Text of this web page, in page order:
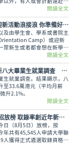
以外，有人或會計劃遠赴外
月便有多場英國及澳洲大學
紹兩地熱門課程，也會簡介
資訊。
閱讀全文
快訊｜大專院校迎新活動浪接浪 你準備好過U Life未呢？
及由學生會、學系或書院主
Camp）或迎新
眾新生或者都會想在新學年
識到新的同學，迎接豐富精
閱讀全文
熱話│教資會最新八大畢業生就業調查 平均年薪33.6萬元
生就業調查。結果顯示，八
至33.6萬港元（平均月薪
升2.1%。
閱讀全文
JUPAS2026｜聯招放榜 取錄率創近年新低 同學宜尋求聯招以外出路
日（8月5日）放榜，按
年共有45,545人申請大學聯
人獲得正式遴選取錄資格，